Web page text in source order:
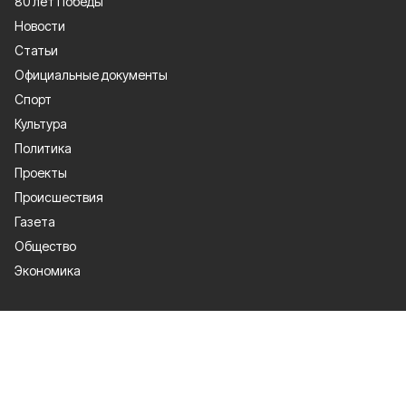
Новости
Статьи
Официальные документы
Спорт
Культура
Политика
Проекты
Происшествия
Газета
Общество
Экономика